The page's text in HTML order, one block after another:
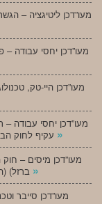
מעו”דכן ליטיגציה –
מעו”דכן יחסי עבודה
מעו”דכן היי-טק,
»
מעו”דכן מיסים –
»
מעו”דכן סייבר